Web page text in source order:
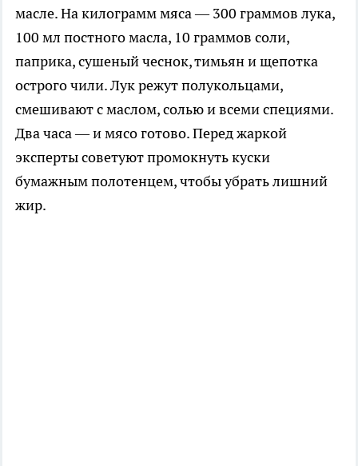
масле. На килограмм мяса — 300 граммов лука,
100 мл постного масла, 10 граммов соли,
паприка, сушеный чеснок, тимьян и щепотка
острого чили. Лук режут полукольцами,
смешивают с маслом, солью и всеми специями.
Два часа — и мясо готово. Перед жаркой
эксперты советуют промокнуть куски
бумажным полотенцем, чтобы убрать лишний
жир.